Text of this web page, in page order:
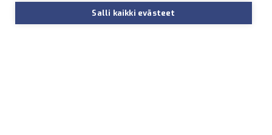
Salli kaikki evästeet
Navigoi Verkkokauppa